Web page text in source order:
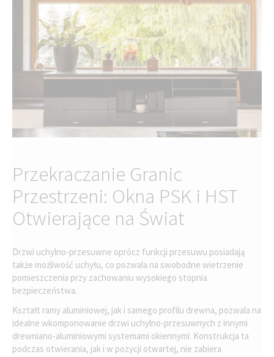
Przekraczanie Granic
Przestrzeni: Okna PSK i HST
Otwierające na Świat
Drzwi uchylno-przesuwne oprócz funkcji przesuwu posiadają
także możliwość uchyłu, co pozwala na swobodne wietrzenie
pomieszczenia przy zachowaniu wysokiego stopnia
bezpieczeństwa.
Kształt ramy aluminiowej, jak i samego profilu drewna, pozwala na
idealne wkomponowanie drzwi uchylno-przesuwnych z innymi
drewniano-aluminiowymi systemami okiennymi. Konstrukcja ta
podczas otwierania, jak i w pozycji otwartej, nie zabiera